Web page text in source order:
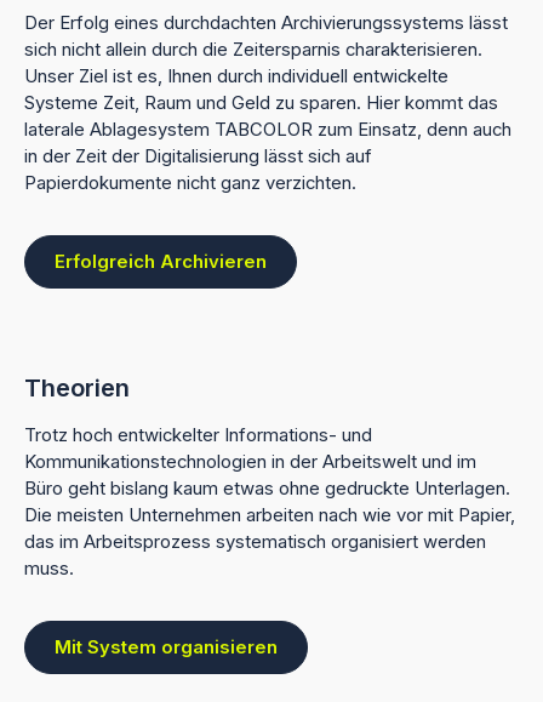
Der Erfolg eines durchdachten Archivierungssystems lässt
sich nicht allein durch die Zeitersparnis charakterisieren.
Unser Ziel ist es, Ihnen durch individuell entwickelte
Systeme Zeit, Raum und Geld zu sparen. Hier kommt das
laterale Ablagesystem TABCOLOR zum Einsatz, denn auch
in der Zeit der Digitalisierung lässt sich auf
Papierdokumente nicht ganz verzichten.
Erfolgreich Archivieren
Theorien
Trotz hoch entwickelter Informations- und
Kommunikationstechnologien in der Arbeitswelt und im
Büro geht bislang kaum etwas ohne gedruckte Unterlagen.
Die meisten Unternehmen arbeiten nach wie vor mit Papier,
das im Arbeitsprozess systematisch organisiert werden
muss.
Mit System organisieren